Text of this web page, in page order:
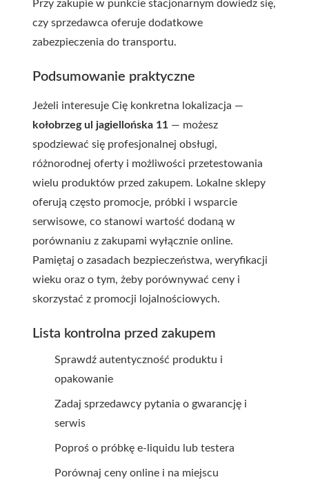
Przy zakupie w punkcie stacjonarnym dowiedz się,
czy sprzedawca oferuje dodatkowe
zabezpieczenia do transportu.
Podsumowanie praktyczne
Jeżeli interesuje Cię konkretna lokalizacja —
kołobrzeg ul jagiellońska 11 — możesz
spodziewać się profesjonalnej obsługi,
różnorodnej oferty i możliwości przetestowania
wielu produktów przed zakupem. Lokalne sklepy
oferują często promocje, próbki i wsparcie
serwisowe, co stanowi wartość dodaną w
porównaniu z zakupami wyłącznie online.
Pamiętaj o zasadach bezpieczeństwa, weryfikacji
wieku oraz o tym, żeby porównywać ceny i
skorzystać z promocji lojalnościowych.
Lista kontrolna przed zakupem
Sprawdź autentyczność produktu i
opakowanie
Zadaj sprzedawcy pytania o gwarancję i
serwis
Poproś o próbkę e-liquidu lub testera
Porównaj ceny online i na miejscu